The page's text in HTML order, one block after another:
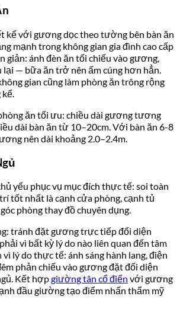
kế với gương dọc theo tường bên bàn ăn
mạnh trong không gian gia đình cao cấp
giản: ánh đèn ăn tối chiếu vào gương,
lại — bữa ăn trở nên ấm cúng hơn hẳn.
gian cũng làm phòng ăn trông rộng
kể.
ăn tối ưu: chiều dài gương tương
dài bàn ăn từ 10–20cm. Với bàn ăn 6-8
nên dài khoảng 2.0–2.4m.
yếu phục vụ mục đích thực tế: soi toàn
tốt nhất là cạnh cửa phòng, cạnh tủ
phòng thay đồ chuyên dụng.
tránh đặt gương trực tiếp đối diện
vì bất kỳ lý do nào liên quan đến tâm
lý do thực tế: ánh sáng hành lang, điện
phản chiếu vào gương đặt đối diện
Kết hợpgiường tân cổ điển với gương
đầu giường tạo điểm nhấn thẩm mỹ